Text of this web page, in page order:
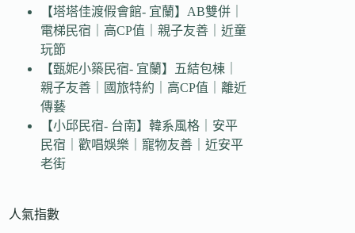
【塔塔佳渡假會館- 宜蘭】AB雙併｜
電梯民宿｜高CP值｜親子友善｜近童
玩節
【甄妮小築民宿- 宜蘭】五結包棟｜
親子友善｜國旅特約｜高CP值｜離近
傳藝
【小邱民宿- 台南】韓系風格｜安平
民宿｜歡唱娛樂｜寵物友善｜近安平
老街
人氣指數